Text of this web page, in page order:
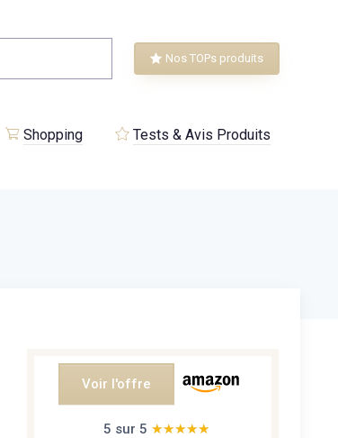
Nos TOPs produits
Shopping Tests & Avis Produits
Voir l'offre
5 sur 5 ★★★★★
★★★★★